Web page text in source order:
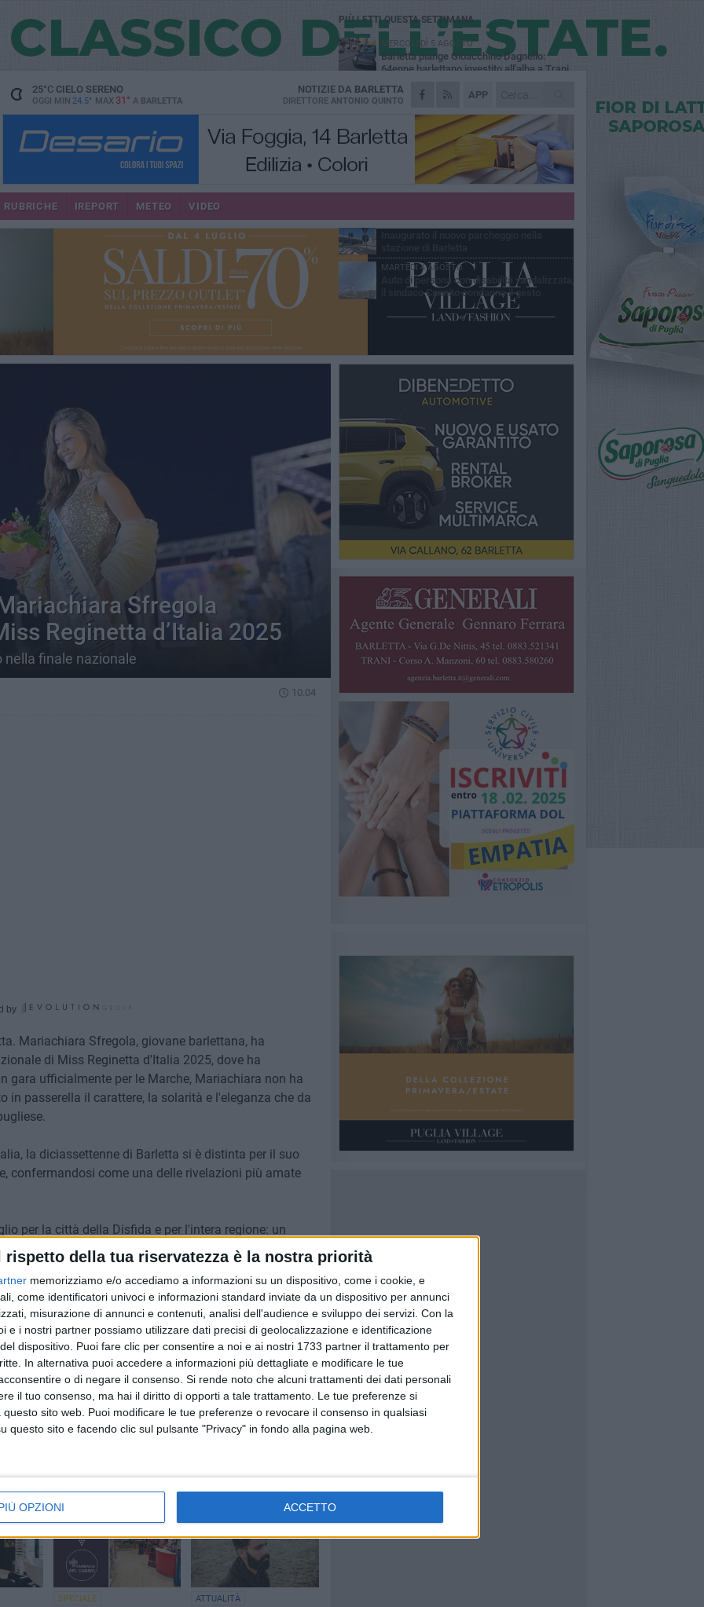
rispetto della tua riservatezza è la nostra priorità
memorizziamo e/o accediamo a informazioni su un dispositivo, come i cookie, e
come identificatori univoci e informazioni standard inviate da un dispositivo per annunci
misurazione di annunci e contenuti, analisi dell'audience e sviluppo dei servizi. Con la
e i nostri partner possiamo utilizzare dati precisi di geolocalizzazione e identificazione
dispositivo. Puoi fare clic per consentire a noi e ai nostri 1733 partner il trattamento per
In alternativa puoi accedere a informazioni più dettagliate e modificare le tue
o di negare il consenso. Si rende noto che alcuni trattamenti dei dati personali
il tuo consenso, ma hai il diritto di opporti a tale trattamento. Le tue preferenze si
sito web. Puoi modificare le tue preferenze o revocare il consenso in qualsiasi
questo sito e facendo clic sul pulsante "Privacy" in fondo alla pagina web.
OPZIONI ACCETTO
25°CCIELO SERENO
OGGI MIN 24.5° MAX 31° A BARLETTA
APP
NOTIZIE DA BARLETTA
DIRETTORE ANTONIO QUINTO
RUBRICHE IREPORT METEO VIDEO
Sfregola
Reginetta d’Italia 2025
finale nazionale
10.04
by
Mariachiara Sfregola, giovane barlettana, ha
di Miss Reginetta d'Italia 2025, dove ha
gara ufficialmente per le Marche, Mariachiara non ha
in passerella il carattere, la solarità e l'eleganza che da
la diciassettenne di Barletta si è distinta per il suo
confermandosi come una delle rivelazioni più amate
per la città della Disfida e per l'intera regione: un
autenticità possano aprire le porte a traguardi
Mariachiara torna così a Barletta con una
solo la sua bellezza, ma anche la capacità di
nazionale.
SPECIALE ATTUALITÀ
PIÙ LETTI QUESTA SETTIMANA
MERCOLEDÌ 5 AGOSTO
Barletta piange Gioacchino Dagnello:
64enne barlettano investito all'alba a Trani
GIOVEDÌ 6 AGOSTO
Il ricordo di "Cecco", il benzinaio col
sorriso: «Contava i giorni che lo
separavano dalla pensione»
MERCOLEDÌ 5 AGOSTO
Jova Summer Party, giovedì mattina
sopralluogo nell'area dell'evento
DOMENICA 2 AGOSTO
Beni confiscati alla mafia. Nasce il servizio
VENERDÌ 31 LUGLIO
MARTEDÌ 4 AGOSTO
Auto di persona con disabilità vandalizzata,
il sindaco Cannito condanna il gesto